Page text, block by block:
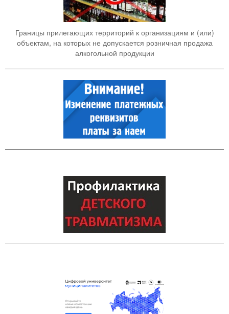
Границы прилегающих территорий к организациям и (или)
объектам, на которых не допускается розничная продажа
алкогольной продукции